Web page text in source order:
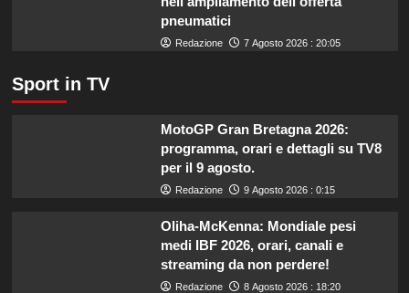
pneumatici
Redazione 7 Agosto 2026 : 20:05
Sport in TV
MotoGP Gran Bretagna 2026:
programma, orari e dettagli su TV8
per il 9 agosto.
Redazione 9 Agosto 2026 : 0:15
Oliha-McKenna: Mondiale pesi
medi IBF 2026, orari, canali e
streaming da non perdere!
Redazione 8 Agosto 2026 : 18:20